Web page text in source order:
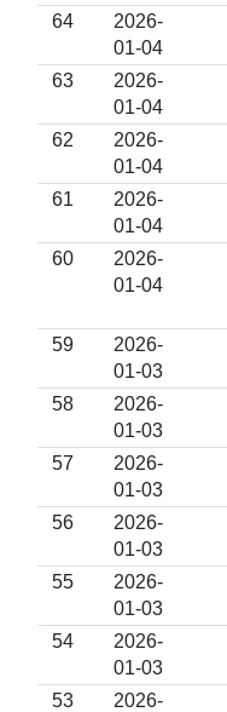
64
2026-
01-04
63
2026-
01-04
62
2026-
01-04
61
2026-
01-04
60
2026-
01-04
59
2026-
01-03
58
2026-
01-03
57
2026-
01-03
56
2026-
01-03
55
2026-
01-03
54
2026-
01-03
53
2026-